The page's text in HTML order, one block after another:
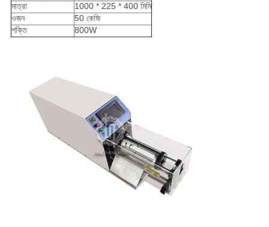
মাত্রা
1000 * 225 * 400 মিমি
ওজন
50 কেজি
শক্তি
800W